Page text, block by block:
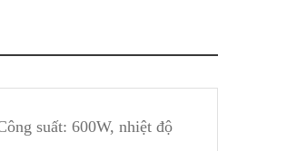
suất: 600W, nhiệt độ